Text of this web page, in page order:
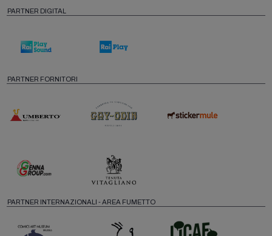
PARTNER DIGITAL
PARTNER FORNITORI
PARTNER INTERNAZIONALI - AREA FUMETTO